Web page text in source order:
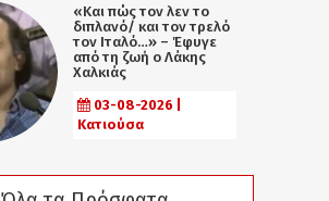
«Και πώς τον λεν το
διπλανό/ και τον τρελό
τον Ιταλό…» – Έφυγε
από τη ζωή ο Λάκης
Χαλκιάς
03-08-2026 |
Κατιούσα